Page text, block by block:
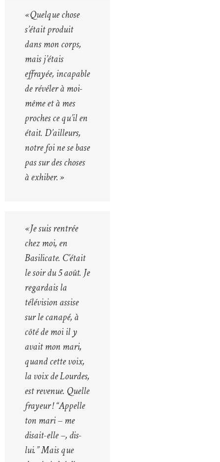
« Quelque chose
s’était produit
dans mon corps,
mais j’étais
effrayée, incapable
de révéler à moi-
même et à mes
proches ce qu’il en
était. D’ailleurs,
notre foi ne se base
pas sur des choses
à exhiber. »
« Je suis rentrée
chez moi, en
Basilicate. C’était
le soir du 5 août. Je
regardais la
télévision assise
sur le canapé, à
côté de moi il y
avait mon mari,
quand cette voix,
la voix de Lourdes,
est revenue. Quelle
frayeur ! “Appelle
ton mari – me
disait-elle –, dis-
lui.” Mais que